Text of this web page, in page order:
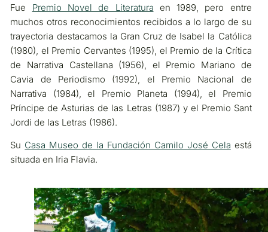
Fue Premio Novel de Literatura en 1989, pero entre
muchos otros reconocimientos recibidos a lo largo de su
trayectoria destacamos la Gran Cruz de Isabel la Católica
(1980), el Premio Cervantes (1995), el Premio de la Crítica
de Narrativa Castellana (1956), el Premio Mariano de
Cavia de Periodismo (1992), el Premio Nacional de
Narrativa (1984), el Premio Planeta (1994), el Premio
Príncipe de Asturias de las Letras (1987) y el Premio Sant
Jordi de las Letras (1986).
Su Casa Museo de la Fundación Camilo José Cela está
situada en Iria Flavia.